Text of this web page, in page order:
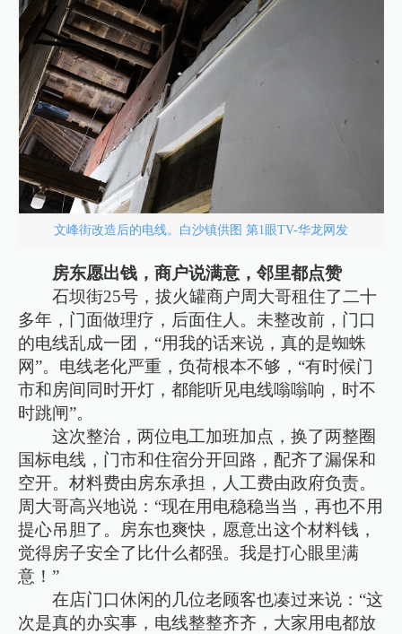
文峰街改造后的电线。白沙镇供图 第1眼TV-华龙网发
房东愿出钱，商户说满意，邻里都点赞
石坝街25号，拔火罐商户周大哥租住了二十
多年，门面做理疗，后面住人。未整改前，门口
的电线乱成一团，“用我的话来说，真的是蜘蛛
网”。电线老化严重，负荷根本不够，“有时候门
市和房间同时开灯，都能听见电线嗡嗡响，时不
时跳闸”。
这次整治，两位电工加班加点，换了两整圈
国标电线，门市和住宿分开回路，配齐了漏保和
空开。材料费由房东承担，人工费由政府负责。
周大哥高兴地说：“现在用电稳稳当当，再也不用
提心吊胆了。房东也爽快，愿意出这个材料钱，
觉得房子安全了比什么都强。我是打心眼里满
意！”
在店门口休闲的几位老顾客也凑过来说：“这
次是真的办实事，电线整整齐齐，大家用电都放